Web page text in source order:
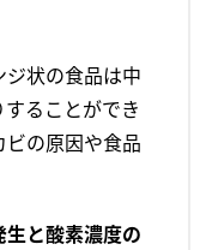
状の食品は中
ることができ
の原因や食品
と酸素濃度の